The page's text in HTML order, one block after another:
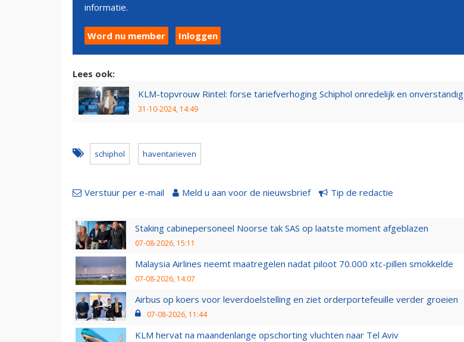
informatie.
Word nu member Inloggen
Lees ook:
KLM-topvrouw Rintel: forse tariefverhoging Schiphol onredelijk en onverstandig
31-10-2024, 14:49
schiphol haventarieven
Verstuur per e-mail Meld u aan voor de nieuwsbrief Tip de redactie
Staking cabinepersoneel Noorse tak SAS op laatste moment afgeblazen
07-08-2026, 15:11
Malaysia Airlines neemt maatregelen nadat piloot 70.000 xtc-pillen smokkelde
07-08-2026, 14:07
Airbus op koers voor leverdoelstelling en ziet orderportefeuille verder groeien
07-08-2026, 11:44
KLM hervat na maandenlange opschorting vluchten naar Tel Aviv